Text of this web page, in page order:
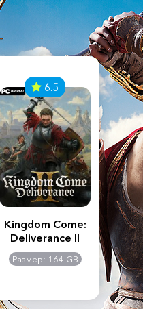
6.5
Kingdom Come:
Deliverance II
Размер: 164 GB
The